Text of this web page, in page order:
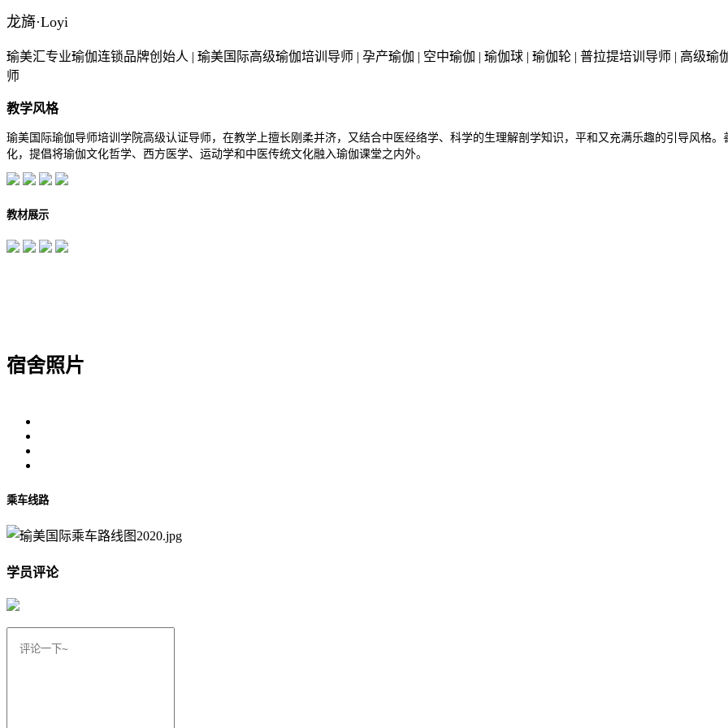
龙旖·Loyi
瑜美汇专业瑜伽连锁品牌创始人 | 瑜美国际高级瑜伽培训导师 | 孕产瑜伽 | 空中瑜伽 | 瑜伽球 | 瑜伽轮 | 普拉提培训导师 | 高级
师
教学风格
瑜美国际瑜伽导师培训学院高级认证导师，在教学上擅长刚柔并济，又结合中医经络学、科学的生理解剖学知识，平和又充满乐趣的引导风格
化，提倡将瑜伽文化哲学、西方医学、运动学和中医传统文化融入瑜伽课堂之内外。
教材展示
宿舍照片
乘车线路
学员评论